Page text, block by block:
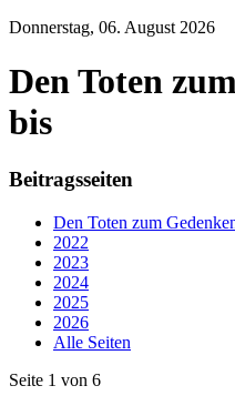
Donnerstag, 06. August 2026
Den Toten
bis
Beitragsseiten
Den Toten zum
2022
2023
2024
2025
2026
Alle Seiten
Seite 1 von 6